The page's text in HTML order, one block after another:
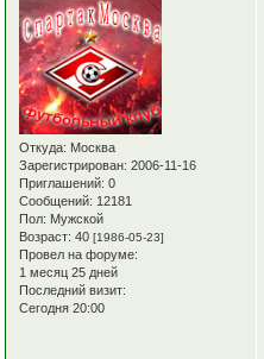
Откуда: Москва
Зарегистрирован: 2006-11-16
Приглашений: 0
Сообщений: 12181
Пол: Мужской
Возраст: 40[1986-05-23]
Провел на форуме:
1 месяц 25 дней
Последний визит:
Сегодня 20:00